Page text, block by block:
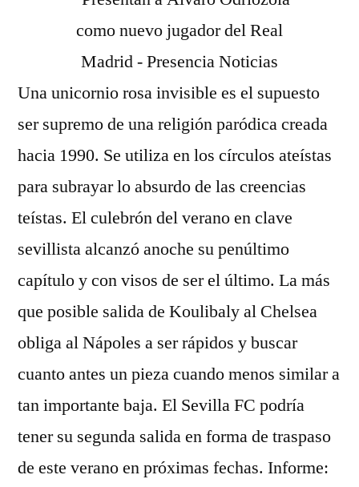
Una unicornio rosa invisible es el supuesto
ser supremo de una religión paródica creada
hacia 1990. Se utiliza en los círculos ateístas
para subrayar lo absurdo de las creencias
teístas. El culebrón del verano en clave
sevillista alcanzó anoche su penúltimo
capítulo y con visos de ser el último. La más
que posible salida de Koulibaly al Chelsea
obliga al Nápoles a ser rápidos y buscar
cuanto antes un pieza cuando menos similar a
tan importante baja. El Sevilla FC podría
tener su segunda salida en forma de traspaso
de este verano en próximas fechas. Informe: